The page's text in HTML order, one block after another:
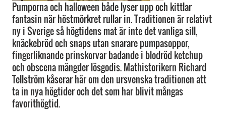
Pumporna och halloween både lyser upp och kittlar
fantasin när höstmörkret rullar in. Traditionen är relativt
ny i Sverige så högtidens mat är inte det vanliga sill,
knäckebröd och snaps utan snarare pumpasoppor,
fingerliknande prinskorvar badande i blodröd ketchup
och obscena mängder lösgodis. Mathistorikern Richard
Tellström kåserar här om den ursvenska traditionen att
ta in nya högtider och det som har blivit mångas
favorithögtid.